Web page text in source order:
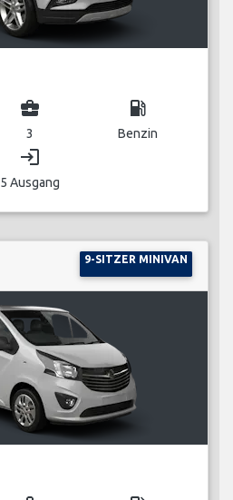
business_center
3
local_gas_station
Benzin
login
5 Ausgang
9-SITZER MINIVAN